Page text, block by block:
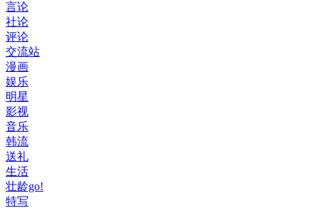
言论
社论
评论
交流站
漫画
娱乐
明星
影视
音乐
韩流
送礼
生活
壮龄go!
特写